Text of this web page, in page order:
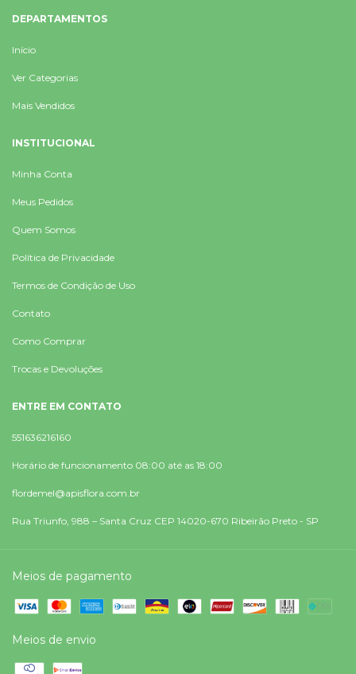
DEPARTAMENTOS
Início
Ver Categorias
Mais Vendidos
INSTITUCIONAL
Minha Conta
Meus Pedidos
Quem Somos
Política de Privacidade
Termos de Condição de Uso
Contato
Como Comprar
Trocas e Devoluções
ENTRE EM CONTATO
551636216160
Horário de funcionamento 08:00 até as 18:00
flordemel@apisflora.com.br
Rua Triunfo, 988 – Santa Cruz CEP 14020-670 Ribeirão Preto - SP
Meios de pagamento
Meios de envio